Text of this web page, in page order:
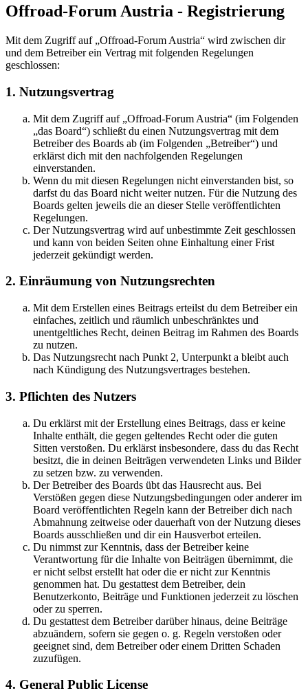
Offroad-Forum Austria - Registrierung
Mit dem Zugriff auf „Offroad-Forum Austria“ wird zwischen dir
und dem Betreiber ein Vertrag mit folgenden Regelungen
geschlossen:
1. Nutzungsvertrag
Mit dem Zugriff auf „Offroad-Forum Austria“ (im Folgenden
„das Board“) schließt du einen Nutzungsvertrag mit dem
Betreiber des Boards ab (im Folgenden „Betreiber“) und
erklärst dich mit den nachfolgenden Regelungen
einverstanden.
Wenn du mit diesen Regelungen nicht einverstanden bist, so
darfst du das Board nicht weiter nutzen. Für die Nutzung des
Boards gelten jeweils die an dieser Stelle veröffentlichten
Regelungen.
Der Nutzungsvertrag wird auf unbestimmte Zeit geschlossen
und kann von beiden Seiten ohne Einhaltung einer Frist
jederzeit gekündigt werden.
2. Einräumung von Nutzungsrechten
Mit dem Erstellen eines Beitrags erteilst du dem Betreiber ein
einfaches, zeitlich und räumlich unbeschränktes und
unentgeltliches Recht, deinen Beitrag im Rahmen des Boards
zu nutzen.
Das Nutzungsrecht nach Punkt 2, Unterpunkt a bleibt auch
nach Kündigung des Nutzungsvertrages bestehen.
3. Pflichten des Nutzers
Du erklärst mit der Erstellung eines Beitrags, dass er keine
Inhalte enthält, die gegen geltendes Recht oder die guten
Sitten verstoßen. Du erklärst insbesondere, dass du das Recht
besitzt, die in deinen Beiträgen verwendeten Links und Bilder
zu setzen bzw. zu verwenden.
Der Betreiber des Boards übt das Hausrecht aus. Bei
Verstößen gegen diese Nutzungsbedingungen oder anderer im
Board veröffentlichten Regeln kann der Betreiber dich nach
Abmahnung zeitweise oder dauerhaft von der Nutzung dieses
Boards ausschließen und dir ein Hausverbot erteilen.
Du nimmst zur Kenntnis, dass der Betreiber keine
Verantwortung für die Inhalte von Beiträgen übernimmt, die
er nicht selbst erstellt hat oder die er nicht zur Kenntnis
genommen hat. Du gestattest dem Betreiber, dein
Benutzerkonto, Beiträge und Funktionen jederzeit zu löschen
oder zu sperren.
Du gestattest dem Betreiber darüber hinaus, deine Beiträge
abzuändern, sofern sie gegen o. g. Regeln verstoßen oder
geeignet sind, dem Betreiber oder einem Dritten Schaden
zuzufügen.
4. General Public License